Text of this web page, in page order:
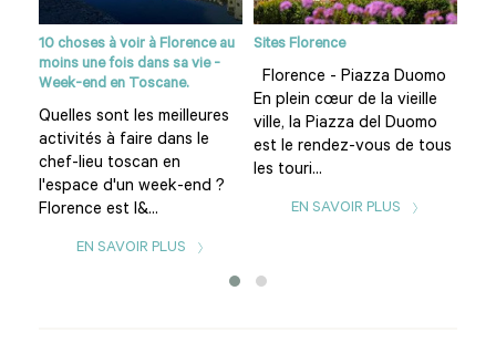
10 choses à voir à Florence au
moins une fois dans sa vie -
Week-end en Toscane.
Quelles sont les meilleures
activités à faire dans le
chef-lieu toscan en
l'espace d'un week-end ?
Florence est l&...
EN SAVOIR PLUS
Sites Florence
Florence - Piazza Duomo
En plein cœur de la vieille
ville, la Piazza del Duomo
est le rendez-vous de tous
les touri...
EN SAVOIR PLUS